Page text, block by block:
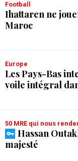
Football
Ihattaren ne
Maroc
Europe
Les Pays-Bas
voile intégral
50 MRE qui nous
Hassan
majesté